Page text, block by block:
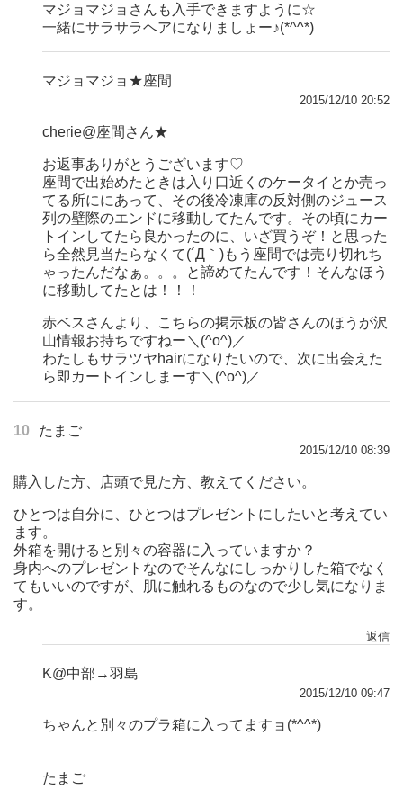
マジョマジョさんも入手できますように☆
一緒にサラサラヘアになりましょー♪(*^^*)
マジョマジョ★座間
2015/12/10 20:52
cherie@座間さん★
お返事ありがとうございます♡
座間で出始めたときは入り口近くのケータイとか売っ
てる所ににあって、その後冷凍庫の反対側のジュース
列の壁際のエンドに移動してたんです。その頃にカー
トインしてたら良かったのに、いざ買うぞ！と思った
ら全然見当たらなくて(´Д｀)もう座間では売り切れち
ゃったんだなぁ。。。と諦めてたんです！そんなほう
に移動してたとは！！！
赤ベスさんより、こちらの掲示板の皆さんのほうが沢
山情報お持ちですねー＼(^o^)／
わたしもサラツヤhairになりたいので、次に出会えた
ら即カートインしまーす＼(^o^)／
10 たまご
2015/12/10 08:39
購入した方、店頭で見た方、教えてください。
ひとつは自分に、ひとつはプレゼントにしたいと考えてい
ます。
外箱を開けると別々の容器に入っていますか？
身内へのプレゼントなのでそんなにしっかりした箱でなく
てもいいのですが、肌に触れるものなので少し気になりま
す。
返信
K@中部→羽島
2015/12/10 09:47
ちゃんと別々のプラ箱に入ってますョ(*^^*)
たまご